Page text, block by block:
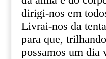
dirigi-nos em
Livrai-nos da
para que,
possamos um dia